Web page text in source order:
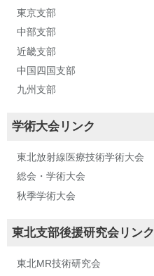
東京支部
中部支部
近畿支部
中国四国支部
九州支部
学術大会リンク
東北放射線医療技術学術大会
総会・学術大会
秋季学術大会
東北支部後援研究会リンク
東北MR技術研究会